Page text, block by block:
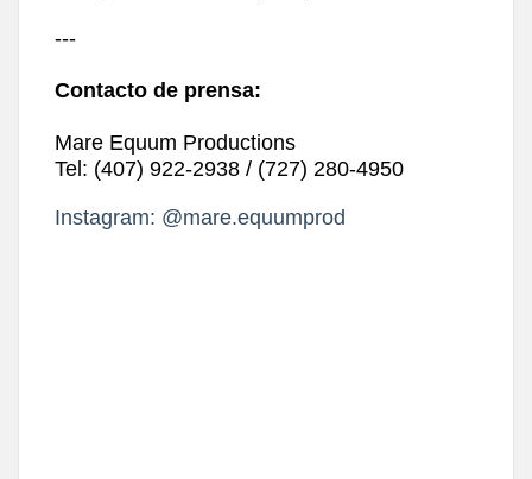
---
Contacto de prensa:
Mare Equum Productions
Tel: (407) 922-2938 / (727) 280-4950
Instagram: @mare.equumprod